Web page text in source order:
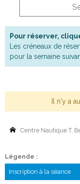
Pour réserver,
Les créneaux de
pour la semaine
Il n'y a
Centre Nautique T.
Légende :
Inscription à la séance